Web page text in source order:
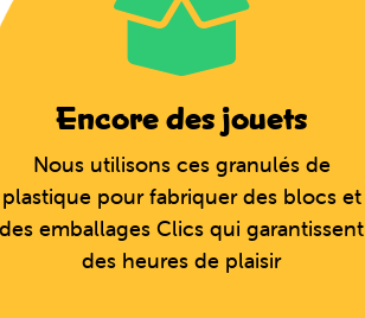
Encore des jouets
Nous utilisons ces granulés de
plastique pour fabriquer des blocs et
des emballages Clics qui garantissent
des heures de plaisir